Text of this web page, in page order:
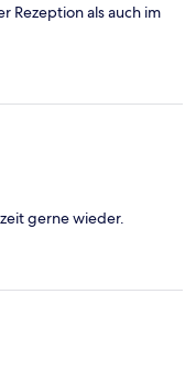
Rezeption als auch im
gerne wieder.